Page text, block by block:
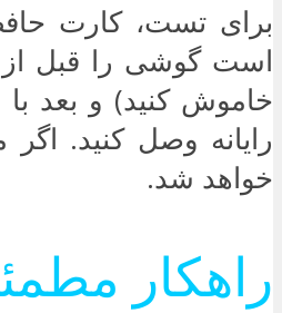
برای تست، کارت
است گوشی را قبل
خاموش کنید) و بعد با
رایانه وصل کنید.
خواهد شد.
راهکار